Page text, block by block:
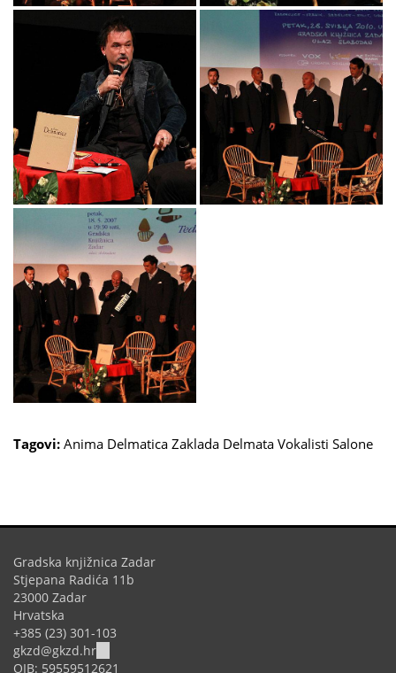
Tagovi: Anima Delmatica Zaklada Delmata Vokalisti Salone
Gradska knjižnica Zadar
Stjepana Radića 11b
23000 Zadar
Hrvatska
+385 (23) 301-103
gkzd@gkzd.hr
sends
OIB: 59559512621